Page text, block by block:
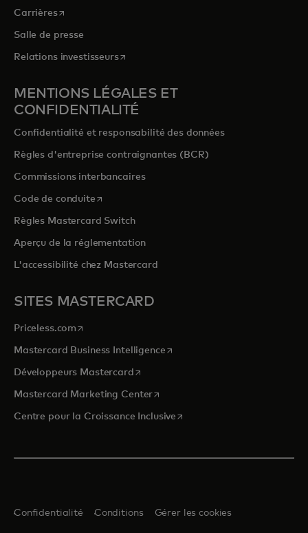
Carrièress’ouvre dans un nouvel onglet
Salle de presse
Relations investisseurss’ouvre dans un nouvel onglet
MENTIONS LÉGALES ET
CONFIDENTIALITÉ
Confidentialité et responsabilité des données
Règles d'entreprise contraignantes (BCR)
Commissions interbancaires
Code de conduites’ouvre dans un nouvel onglet
Règles Mastercard Switch
Aperçu de la réglementation
L'accessibilité chez Mastercard
SITES MASTERCARD
Priceless.com s’ouvre dans un nouvel onglet
Mastercard Business Intelligences’ouvre dans un nouvel onglet
Développeurs Mastercards’ouvre dans un nouvel onglet
Mastercard Marketing Centers’ouvre dans un nouvel onglet
Centre pour la Croissance Inclusive s’ouvre dans un nouvel
Confidentialité Conditions Gérer les cookies